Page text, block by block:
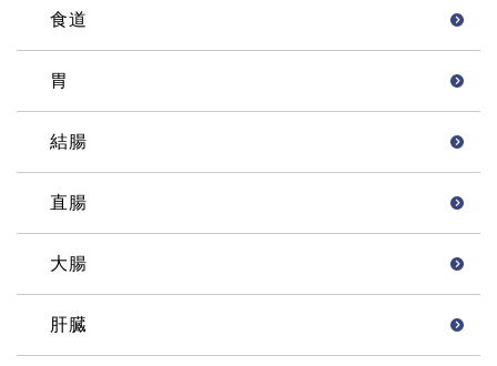
食道
胃
結腸
直腸
大腸
肝臓